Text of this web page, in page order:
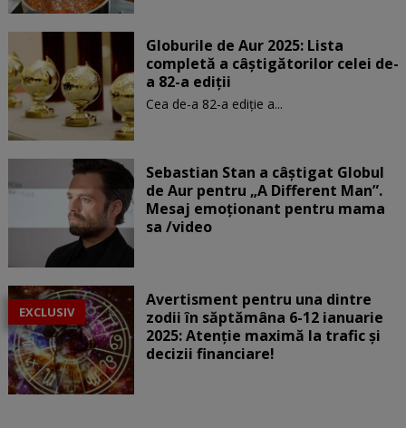
Globurile de Aur 2025: Lista
completă a câștigătorilor celei de-
a 82-a ediții
Cea de-a 82-a ediție a...
Sebastian Stan a câștigat Globul
de Aur pentru „A Different Man”.
Mesaj emoționant pentru mama
sa /video
EXCLUSIV
Avertisment pentru una dintre
zodii în săptămâna 6-12 ianuarie
2025: Atenție maximă la trafic și
decizii financiare!